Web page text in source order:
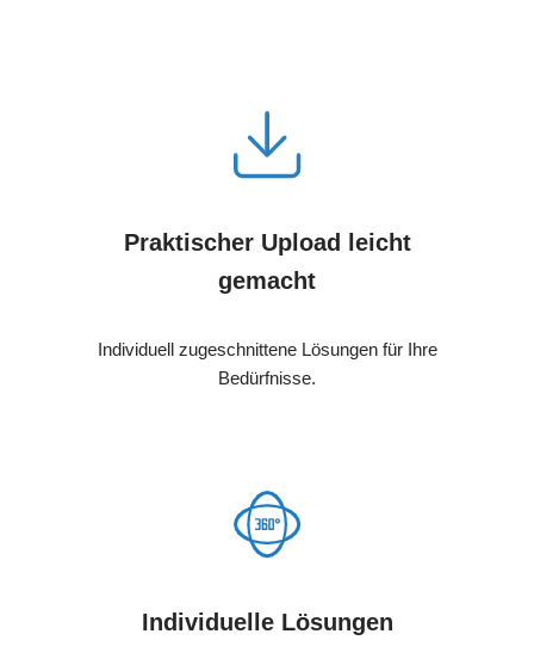
Praktischer Upload leicht
gemacht
Individuell zugeschnittene Lösungen für Ihre
Bedürfnisse.
Individuelle Lösungen